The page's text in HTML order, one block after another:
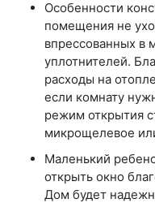
Особенности
помещения не
впрессованных в
уплотнителей.
расходы на
если комнату
режим открытия
микрощелевое
Маленький
открыть окно
Дом будет